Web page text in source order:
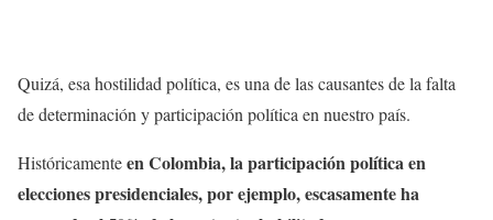
Quizá, esa hostilidad política, es una de las causantes de la falta
de determinación y participación política en nuestro país.
Históricamenteen Colombia, la participación política en
elecciones presidenciales, por ejemplo, escasamente ha